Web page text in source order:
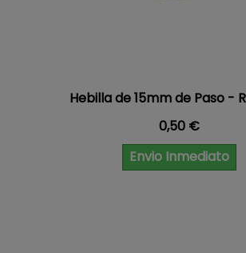
Hebilla de 15mm de Paso -
Precio
0,50 €
Envio Inmediato